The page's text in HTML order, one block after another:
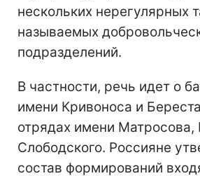
нескольких нерегулярных
называемых
подразделений.
В частности, речь идет о
имени Кривоноса и
отрядах имени
Слободского. Россияне
состав формирований